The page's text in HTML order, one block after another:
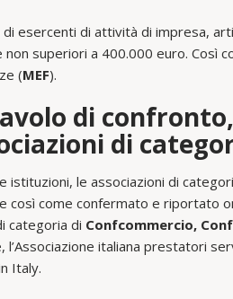
esercenti di attività di impresa,
superiori a 400.000 euro. Così
(MEF).
di
di
istituzioni, le associazioni di
così come confermato e riportato
categoria di Confcommercio,
l’Associazione italiana prestatori
Italy.